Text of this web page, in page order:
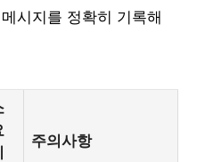
시지를 정확히 기록해
주의사항